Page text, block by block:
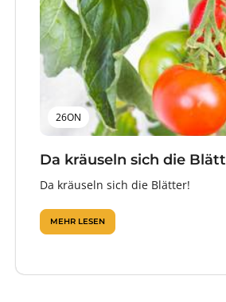
26ON
Da kräuseln sich die
Da kräuseln sich die Blätter!
MEHR LESEN